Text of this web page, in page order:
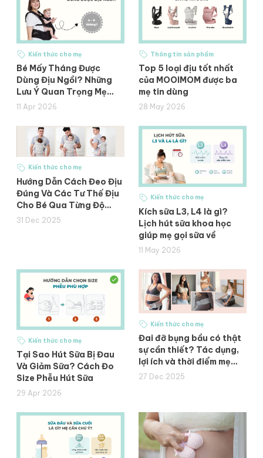
Kiến thức cho mẹ
Bé Mấy Tháng Được
Dùng Địu Ngồi? Những
Lưu Ý Quan Trọng Mẹ
Cần Biết
11 Apr 2026
Thông tin sản phẩm
Top 5 loại địu tốt nhất
của MOOIMOM được ba
mẹ tin dùng
28 May 2026
Kiến thức cho mẹ
Hướng Dẫn Cách Đeo Địu
Đúng Và Các Tư Thế Địu
Cho Bé Qua Từng Độ
Tuổi?
31 Dec 2025
Kiến thức cho mẹ
Kích sữa L3, L4 là gì?
Lịch hút sữa khoa học
giúp mẹ gọi sữa về
11 May 2026
Kiến thức cho mẹ
Tại Sao Hút Sữa Bị Đau
Và Giảm Sữa? Cách Đo
Size Phễu Hút Sữa
29 Apr 2026
Kiến thức cho mẹ
Đai đỡ bụng bầu có thật
sự cần thiết? Tác dụng,
lợi ích và thời điểm mẹ
nên sử dụng
27 Dec 2025